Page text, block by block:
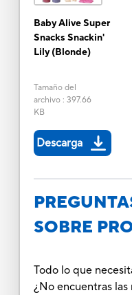
Baby Alive Super
Snacks Snackin'
Lily (Blonde)
Tamaño del
archivo: 397.66
KB
Descarga
SOBRE
Todo lo que
¿No encuentras las